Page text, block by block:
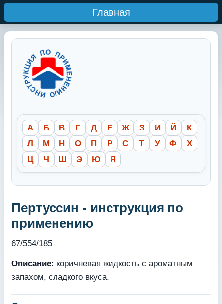
Главная
А Б В Г Д Е Ж З И Й
К
Л
М Н О П Р С Т У Ф
Х
Ц
Ч Ш Э Ю Я
Пертуссин - инструкция по
применению
67/554/185
Описание: коричневая жидкость с ароматным
запахом, сладкого вкуса.